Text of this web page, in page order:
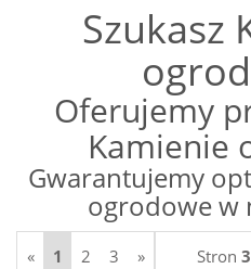
Szukasz
Oferujemy
Kamienie
Gwarantujemy
ogrodowe w
« 1 2 3 » Stron 3